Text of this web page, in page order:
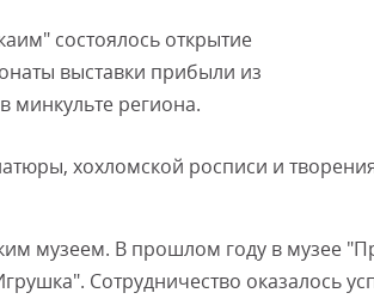
состоялось открытие
выставки прибыли из
минкульте региона.
хохломской росписи и
музеем. В прошлом году в музее
Сотрудничество оказалось